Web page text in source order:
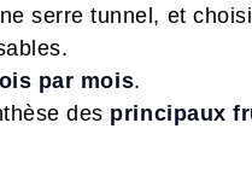
serre tunnel, et
par mois.
des principaux